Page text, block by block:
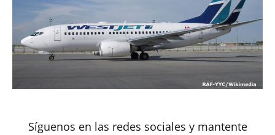
Síguenos en las redes sociales y mantente